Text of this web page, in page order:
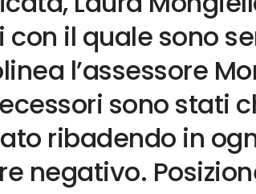
con il quale sono
l’assessore
sono stati
ribadendo in
negativo.